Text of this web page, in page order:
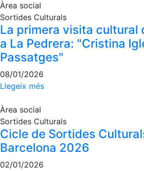
Entrenaments
personals
Activitats
dirigides
Piscina
Normativa
Restaurant
L'Snack
Casa Arilla
Àrea social
Sortides Culturals
La primera visita cultural
a La Pedrera: "Cristina
Passatges"
08/01/2026
Llegeix més
Àrea social
Sortides Culturals
Cicle de Sortides
Barcelona 2026
02/01/2026